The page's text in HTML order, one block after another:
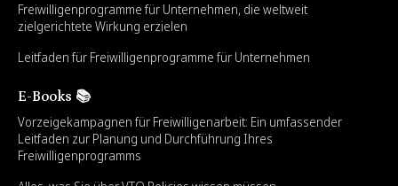
Freiwilligenprogramme für Unternehmen, die weltweit
zielgerichtete Wirkung erzielen
Leitfaden für Freiwilligenprogramme für Unternehmen
E-Books 📚
Vorzeigekampagnen für Freiwilligenarbeit: Ein umfassender
Leitfaden zur Planung und Durchführung Ihres
Freiwilligenprogramms